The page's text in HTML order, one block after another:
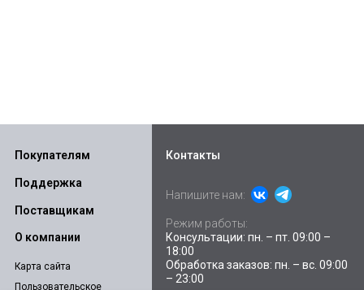
Покупателям
Поддержка
Поставщикам
О компании
Карта сайта
Пользовательское
Контакты
Напишите нам:
Режим работы:
Консультации: пн. – пт. 09:00 –
18:00
Обработка заказов: пн. – вс. 09:00
– 23:00